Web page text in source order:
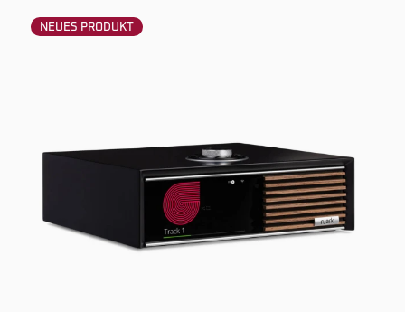
NEUES PRODUKT